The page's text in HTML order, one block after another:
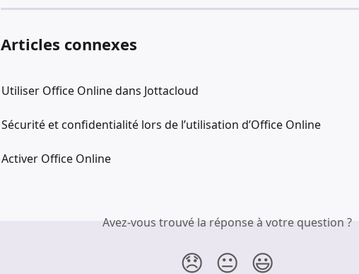
Articles connexes
Utiliser Office Online dans Jottacloud
Sécurité et confidentialité lors de l’utilisation d’Office Online
Activer Office Online
Avez-vous trouvé la réponse à votre question ?
😞 😐 😃